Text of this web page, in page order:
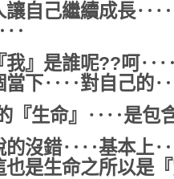
讓自己繼續成長
我』是誰呢??呵
當下‥‥對自己
『生命』‥‥是包
的沒錯‥‥基本上
是生命之所以是